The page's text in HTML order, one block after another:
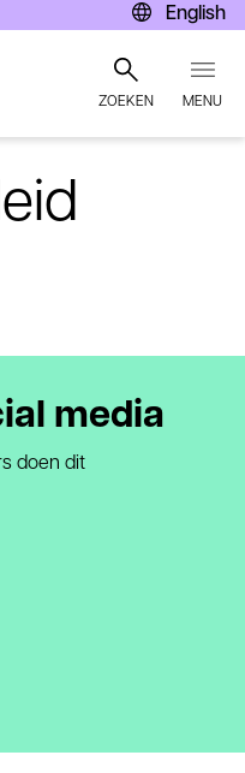
English
ZOEKEN MENU
media
doen dit